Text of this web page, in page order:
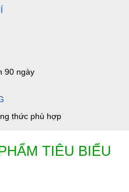
90 ngày
thức phù hợp
TIÊU BIỂU